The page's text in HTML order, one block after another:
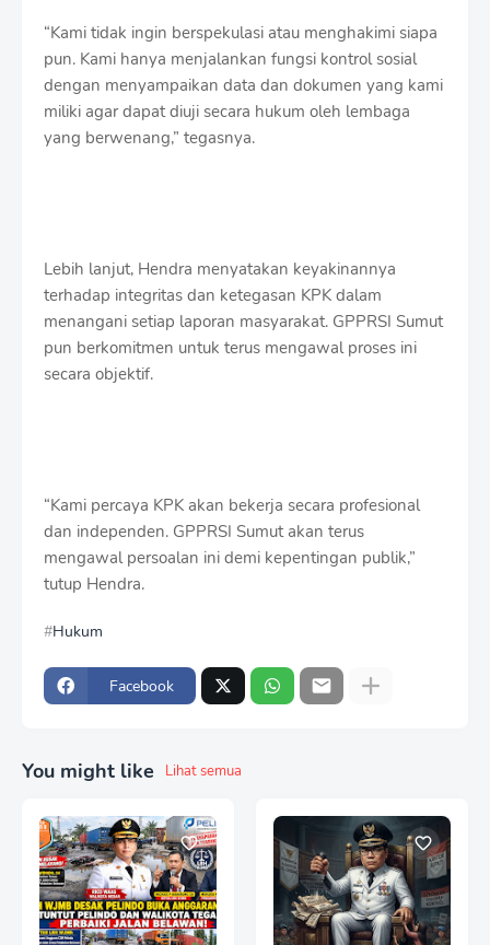
“Kami tidak ingin berspekulasi atau menghakimi siapa
pun. Kami hanya menjalankan fungsi kontrol sosial
dengan menyampaikan data dan dokumen yang kami
miliki agar dapat diuji secara hukum oleh lembaga
yang berwenang,” tegasnya.
Lebih lanjut, Hendra menyatakan keyakinannya
terhadap integritas dan ketegasan KPK dalam
menangani setiap laporan masyarakat. GPPRSI Sumut
pun berkomitmen untuk terus mengawal proses ini
secara objektif.
“Kami percaya KPK akan bekerja secara profesional
dan independen. GPPRSI Sumut akan terus
mengawal persoalan ini demi kepentingan publik,”
tutup Hendra.
Hukum
Facebook
You might like Lihat semua